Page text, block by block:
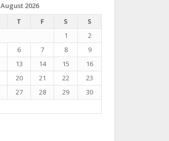
August 2026
T F S
S
1
2
6 7 8
9
13 14 15
16
20 21 22
23
27 28 29
30